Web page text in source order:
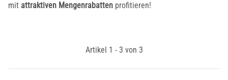
mit attraktiven Mengenrabatten profitieren!
Artikel 1 - 3 von 3